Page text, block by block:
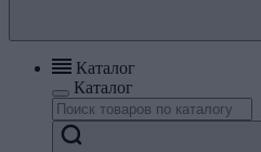
Каталог
Каталог